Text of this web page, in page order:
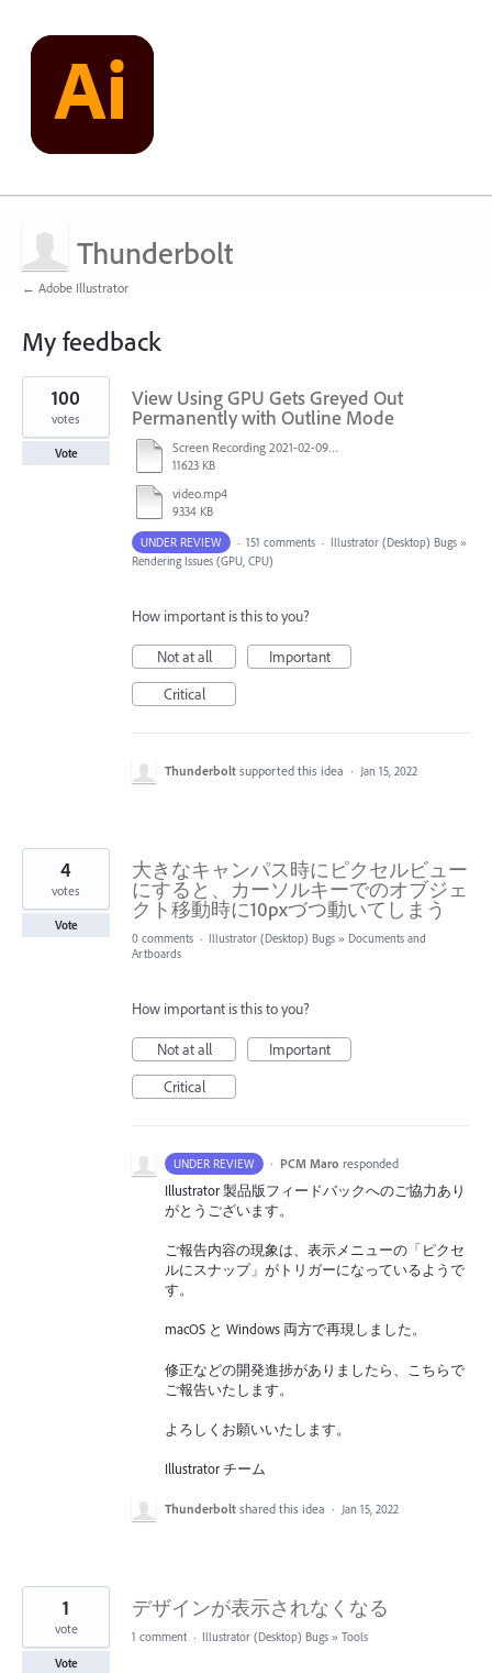
Thunderbolt
← Adobe Illustrator
My feedback
5
results
found
View Using GPU Gets Greyed Out
Permanently with Outline Mode
Screen Recording 2021-02-09 at 10.58.45.mov
11623 KB
video.mp4
9334 KB
100
votes
Vote
UNDER REVIEW · 151 comments · Illustrator (Desktop) Bugs »
Rendering Issues (GPU, CPU)
How important is this to you?
Not at all
Important
Critical
Thunderbolt supported this idea · Jan 15, 2022
大きなキャンパス時にピクセルビュー
にすると、カーソルキーでのオブジェ
クト移動時に10pxづつ動いてしまう
4
votes
Vote
0 comments · Illustrator (Desktop) Bugs » Documents and
Artboards
How important is this to you?
Not at all
Important
Critical
UNDER REVIEW · PCM Maro responded
Illustrator 製品版フィードバックへのご協力あり
がとうございます。
ご報告内容の現象は、表示メニューの「ピクセ
ルにスナップ」がトリガーになっているようで
す。
macOS と Windows 両方で再現しました。
修正などの開発進捗がありましたら、こちらで
ご報告いたします。
よろしくお願いいたします。
Illustrator チーム
Thunderbolt shared this idea · Jan 15, 2022
デザインが表示されなくなる
1
vote
Vote
1 comment · Illustrator (Desktop) Bugs » Tools